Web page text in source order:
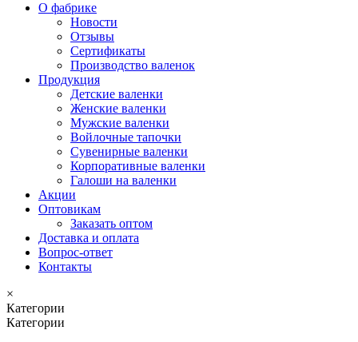
О фабрике
Новости
Отзывы
Сертификаты
Производство валенок
Продукция
Детские валенки
Женские валенки
Мужские валенки
Войлочные тапочки
Сувенирные валенки
Корпоративные валенки
Галоши на валенки
Акции
Оптовикам
Заказать оптом
Доставка и оплата
Вопрос-ответ
Контакты
×
Категории
Категории